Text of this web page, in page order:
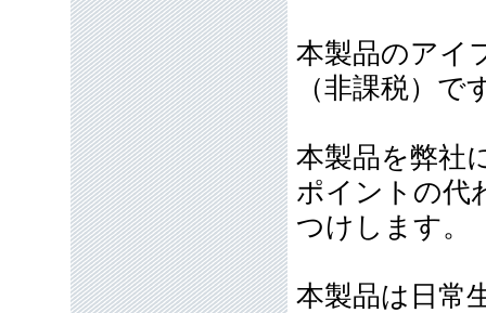
本製品のアイ
（非課税）で
本製品を弊社
ポイントの代
つけします。
本製品は日常